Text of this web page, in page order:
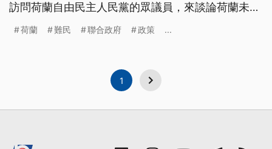
訪問荷蘭自由民主人民黨的眾議員，來談論荷蘭未來
荷蘭 難民 聯合政府 政策 ...
1